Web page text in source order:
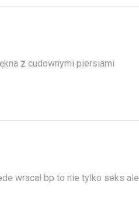
z cudownymi piersiami
wracał bp to nie tylko seks ale